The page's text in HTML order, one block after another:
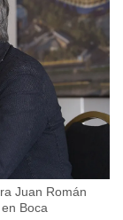
Juan Román
Boca